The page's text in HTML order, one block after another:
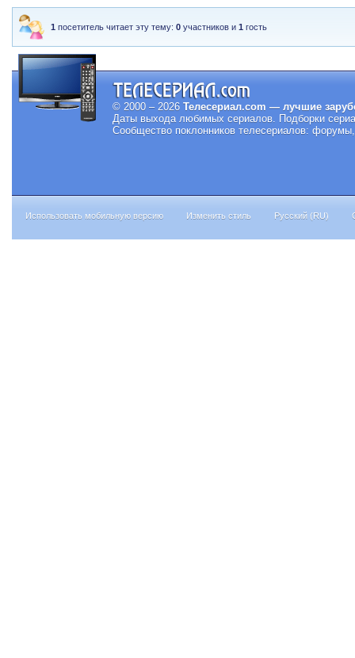
1 посетитель читает эту тему:0 участников и1 гость
© 2000 – 2026 Телесериал.com — лучшие
Даты выхода любимых сериалов. Подборки
Сообщество поклонников телесериалов:
Использовать мобильную версию Изменить стиль Русский (RU)